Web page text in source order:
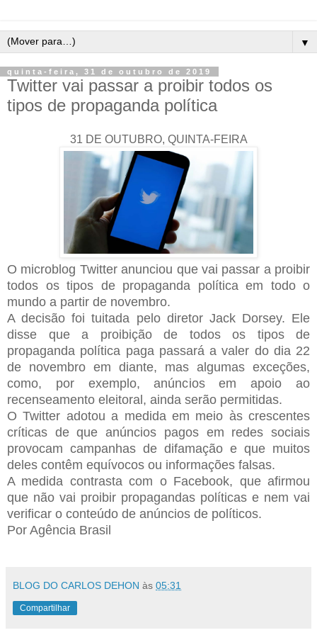
▼
quinta-feira, 31 de outubro de 2019
Twitter vai passar a proibir todos os
tipos de propaganda política
31 DE OUTUBRO, QUINTA-FEIRA
O microblog Twitter anunciou que vai passar a proibir
todos os tipos de propaganda política em todo o
mundo a partir de novembro.
A decisão foi tuitada pelo diretor Jack Dorsey. Ele
disse que a proibição de todos os tipos de
propaganda política paga passará a valer do dia 22
de novembro em diante, mas algumas exceções,
como, por exemplo, anúncios em apoio ao
recenseamento eleitoral, ainda serão permitidas.
O Twitter adotou a medida em meio às crescentes
críticas de que anúncios pagos em redes sociais
provocam campanhas de difamação e que muitos
deles contêm equívocos ou informações falsas.
A medida contrasta com o Facebook, que afirmou
que não vai proibir propagandas políticas e nem vai
verificar o conteúdo de anúncios de políticos.
Por Agência Brasil
BLOG DO CARLOS DEHON às 05:31
Compartilhar